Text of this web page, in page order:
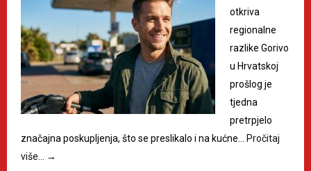
otkriva
regionalne
razlike Gorivo
u Hrvatskoj
prošlog je
tjedna
pretrpjelo
značajna poskupljenja, što se preslikalo i na kućne… Pročitaj
više…
→